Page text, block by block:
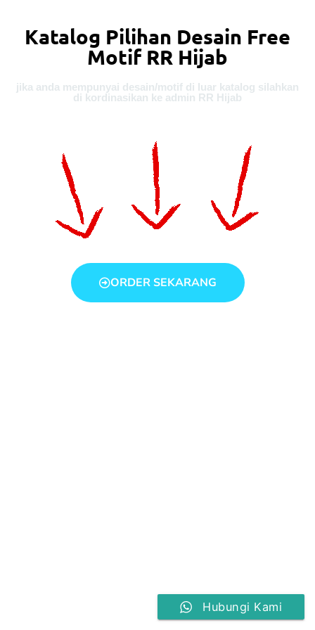
Katalog Pilihan Desain Free
Motif RR Hijab
jika anda mempunyai desain/motif di luar katalog silahkan
di kordinasikan ke admin RR Hijab
ORDER SEKARANG
Hubungi Kami